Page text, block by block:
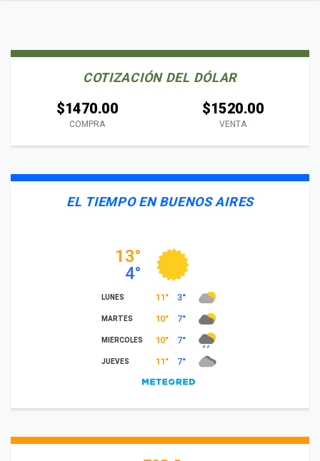
COTIZACIÓN DEL DÓLAR
$1470.00
COMPRA
$1520.00
VENTA
EL TIEMPO EN BUENOS AIRES